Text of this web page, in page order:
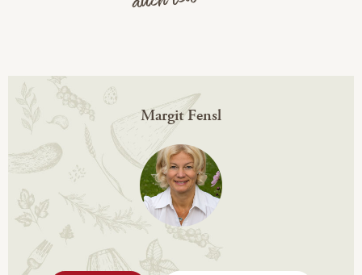
Margit Fensl